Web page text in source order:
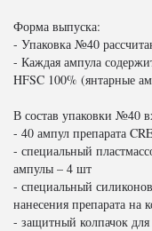
Форма выпуска:
- Упаковка №40
- Каждая ампула
HFSC 100% (янтарные
В состав упаковки №40
- 40 ампул препарата
- специальный
ампулы – 4 шт
- специальный
нанесения препарата на
- защитный колпачок